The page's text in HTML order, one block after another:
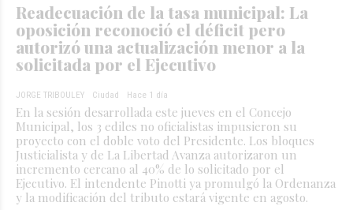
Readecuación de la tasa municipal: La
oposición reconoció el déficit pero
autorizó una actualización menor a la
solicitada por el Ejecutivo
JORGE TRIBOULEY Ciudad Hace 1 día
En la sesión desarrollada este jueves en el Concejo
Municipal, los 3 ediles no oficialistas impusieron su
proyecto con el doble voto del Presidente. Los bloques
Justicialista y de La Libertad Avanza autorizaron un
incremento cercano al 40% de lo solicitado por el
Ejecutivo. El intendente Pinotti ya promulgó la Ordenanza
y la modificación del tributo estará vigente en agosto.